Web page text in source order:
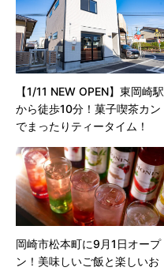
【1/11 NEW OPEN】東岡崎駅
から徒歩10分！菓子喫茶カン
でまったりティータイム！
岡崎市松本町に9月1日オープ
ン！美味しいご飯と楽しいお